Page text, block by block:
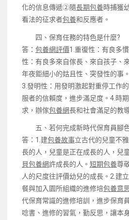
化的信息傳遞②隨長期包養時捕獲
看法的征求者包養和反應者。
四、保育任務的特色是什麼?
答： 包養網評價1.重復性：有良多
性：有良多來自傢長、來自孩子、
年夜鉅細小的姑且性、突發性的事。
3.發明性：用發明激起對重停工作
服者的信賴度，進步滿足度。4.時
求，辦傢包養網長和社會滿足的教
五、若何完成新時代保育員腳
答：1.建包養故事立古代的兒童不雅
長的人，兒童是正在成長的人，兒
貝包養網許成長的人。 短期包養尊
人的尺度往評價幼兒的成長。2.建
餐與加入園所組織的進修培包養意思
代保育常識的進修培訓，進步保育
唸書、進修的習氣，勤反思，讓本